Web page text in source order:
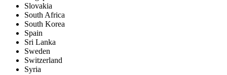
Slovakia
South Africa
South Korea
Spain
Sri Lanka
Sweden
Switzerland
Syria